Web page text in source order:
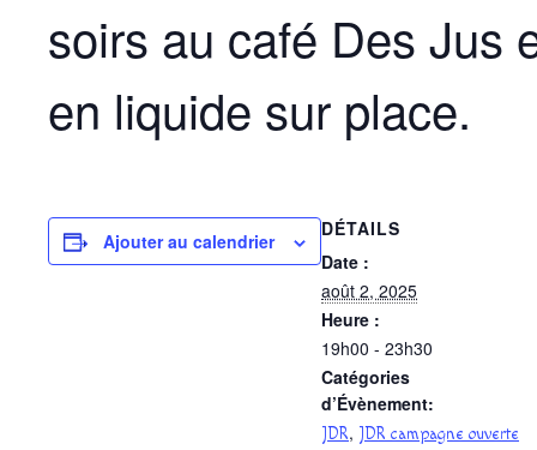
soirs au café Des Jus
en liquide sur place.
Ajouter au calendrier
DÉTAILS
Date :
août 2, 2025
Heure :
19h00 - 23h30
Catégories
d’Évènement:
JDR, JDR campagne ouverte